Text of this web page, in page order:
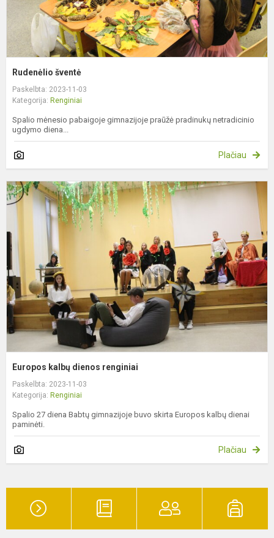
Rudenėlio šventė
Paskelbta: 2023-11-03
Kategorija: Renginiai
Spalio mėnesio pabaigoje gimnazijoje praūžė pradinukų netradicinio
ugdymo diena...
Plačiau
Europos kalbų dienos renginiai
Paskelbta: 2023-11-03
Kategorija: Renginiai
Spalio 27 diena Babtų gimnazijoje buvo skirta Europos kalbų dienai
paminėti.
Plačiau